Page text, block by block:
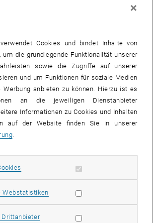
für Erstis (Anmerkung: gängige Abkürzung
zu vernetzen.“ erklärt Max.
studiere sehr gerne an der TU Wien, bin
neben meiner Erfahrung auch gerne diese
an dem Studium weitergeben.“
mit Leib und Seele dabei sein, es wird den
abverlangt. Knapp 75 Stunden Aufwand pro
Mentor_innen einplanen. Lorenz erinnert
einer Gruppe junger Erwachsener, sollst vor
Für Matthias war die größte
Balance-Akt zwischen Gruppenleiter und
will ich haben, für mich zu beantworten.
man hat recht wenig Chance für die Treffen
×
Cookies und bindet Inhalte von
um die grundlegende Funktionalität unserer
sowie die Zugriffe auf unserer
und um Funktionen für soziale Medien
Werbung anbieten zu können. Hierzu ist es
an die jeweiligen Dienstanbieter
Informationen zu Cookies und Inhalten
auf der Website finden Sie in unserer
Erforderliche Cookies zulassen
WebstatistikenStatistik Cookies zulassen
DrittanbieterMarketing Cookies zulassen